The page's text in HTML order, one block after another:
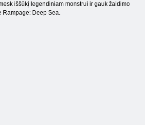
iššūkį legendiniam monstrui ir gauk žaidimo
Rampage: Deep Sea.